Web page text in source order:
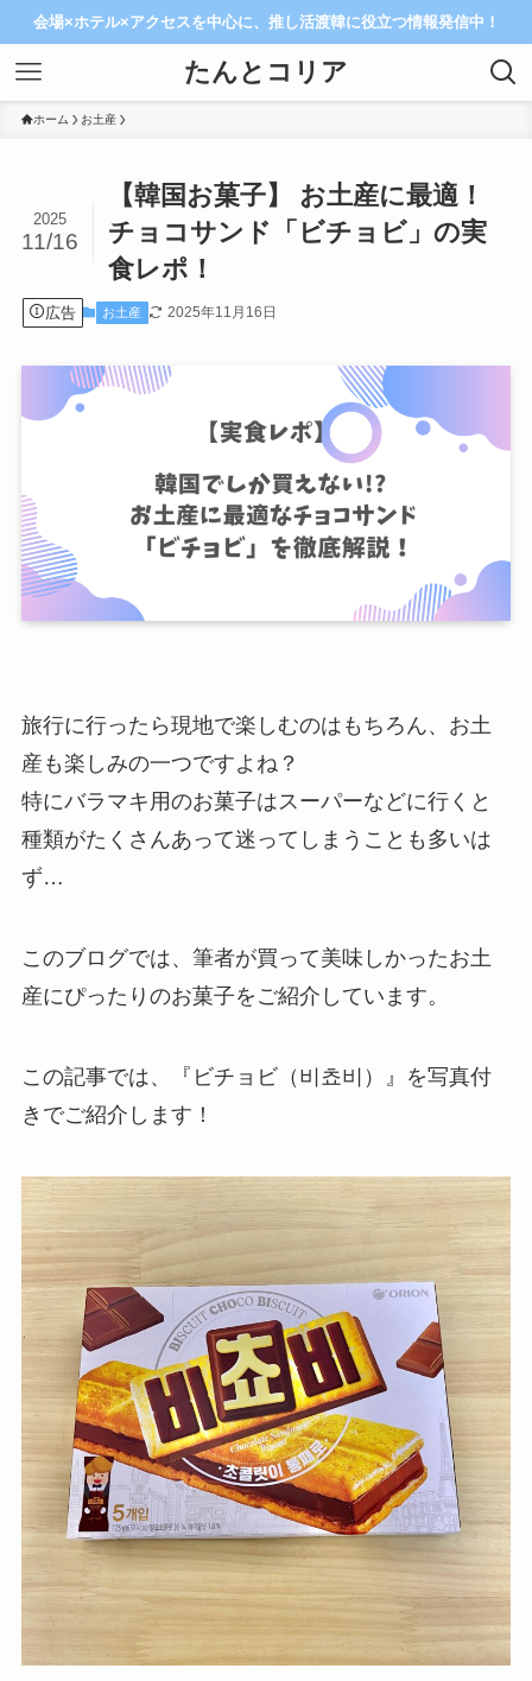
会場×ホテル×アクセスを中心に、推し活渡韓に役立つ情報発信中！
たんとコリア
ホーム お土産
【韓国お菓子】 お土産に最適！
チョコサンド「ビチョビ」の実
食レポ！
2025
11/16
広告 お土産 2025年11月16日
旅行に行ったら現地で楽しむのはもちろん、お土
産も楽しみの一つですよね？
特にバラマキ用のお菓子はスーパーなどに行くと
種類がたくさんあって迷ってしまうことも多いは
ず…
このブログでは、筆者が買って美味しかったお土
産にぴったりのお菓子をご紹介しています。
この記事では、 『ビチョビ（비쵸비）』
を写真付
きでご紹介します！